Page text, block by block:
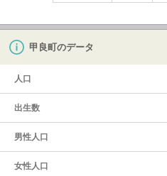
甲良町のデータ
人口
出生数
男性人口
女性人口